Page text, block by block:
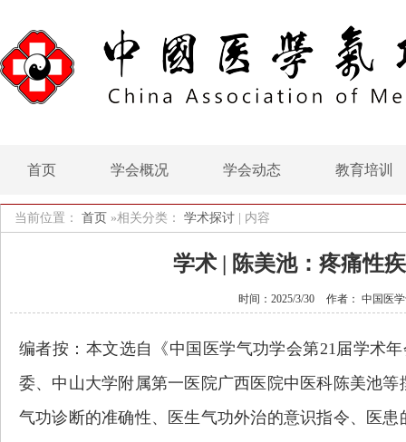
首页 学会概况 学会动态 教育培训
当前位置： 首页 »相关分类： 学术探讨 内容
学术 | 陈美池：疼痛性
时间：2025/3/30 作者： 中国医
编者按：本文选自《中国医学气功学会第21届学术
委、 中山大学附属第一医院广西医院中医科陈美池
气功诊断的准确性、医生气功外治的意识指令、医